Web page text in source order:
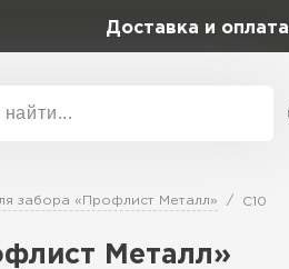
Доставка и оплата
Бренд
забора «Профлист Металл» С10
Металл»